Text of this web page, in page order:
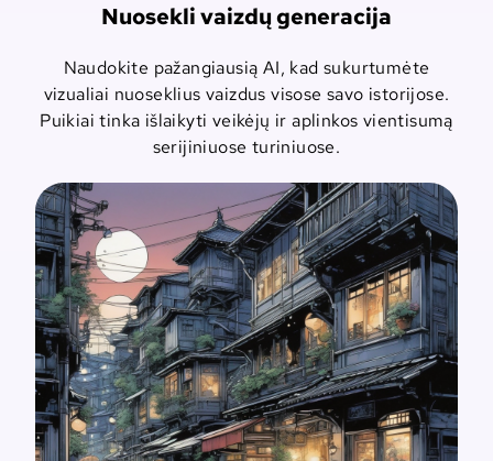
Nuosekli vaizdų generacija
Naudokite pažangiausią AI, kad sukurtumėte
vizualiai nuoseklius vaizdus visose savo istorijose.
Puikiai tinka išlaikyti veikėjų ir aplinkos vientisumą
serijiniuose turiniuose.